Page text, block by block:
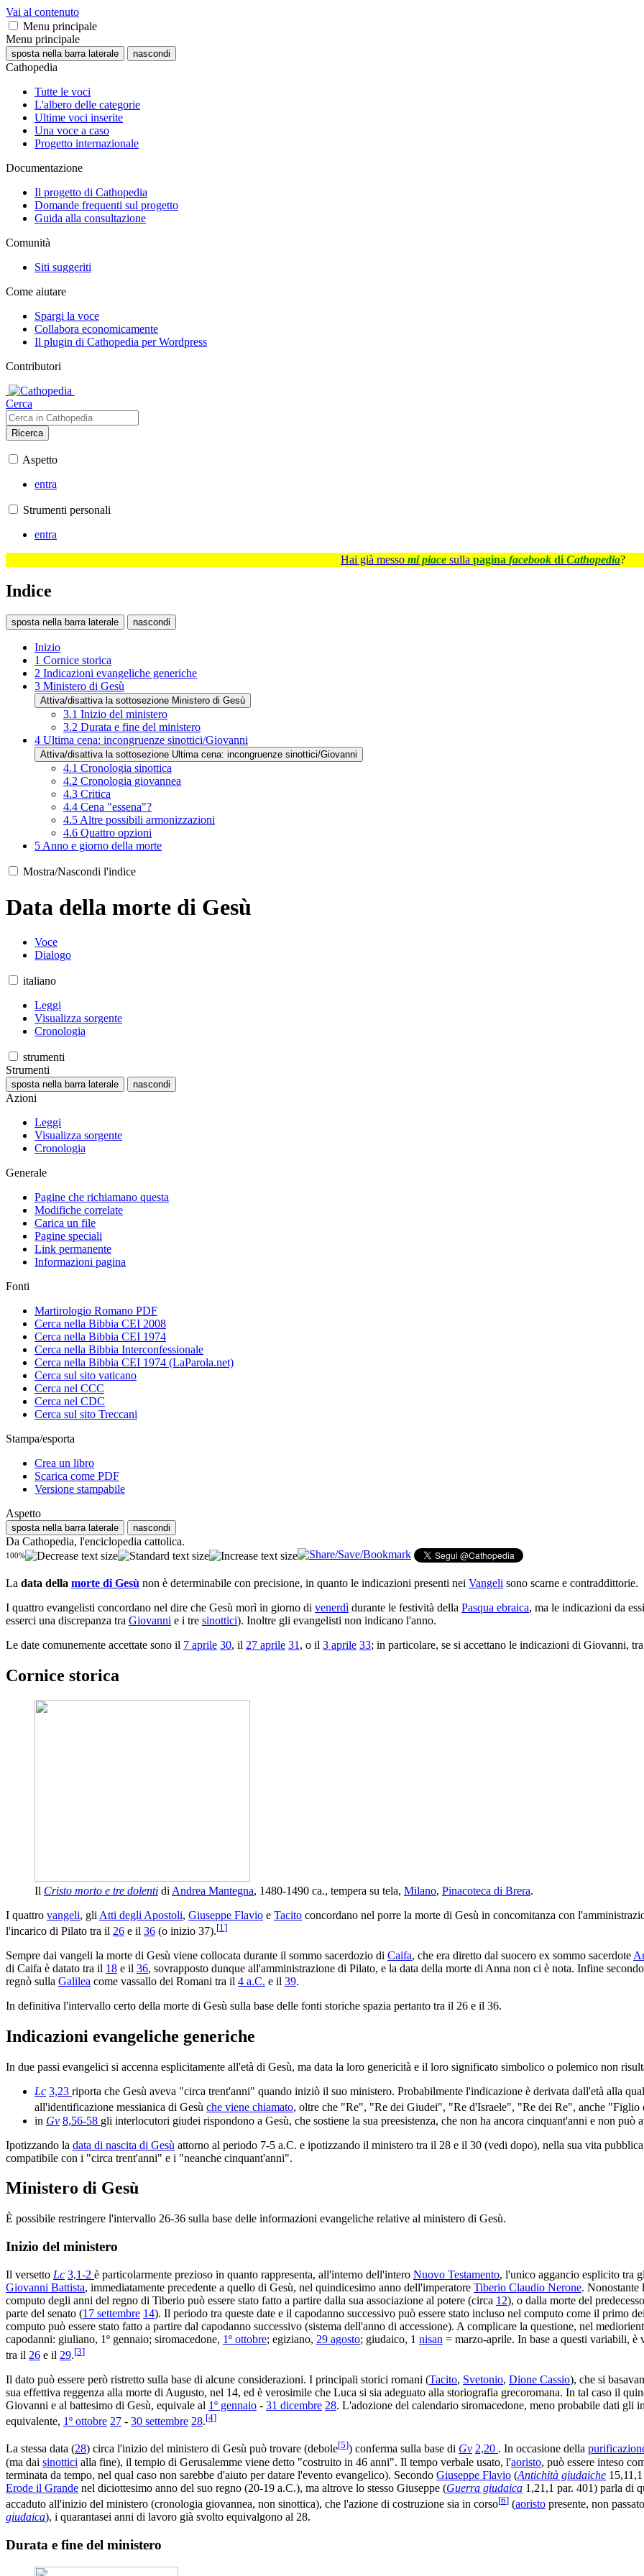
Vai al contenuto
Menu principale
Menu principale
sposta nella barra laterale nascondi
Cathopedia
Tutte le voci
L'albero delle categorie
Ultime voci inserite
Una voce a caso
Progetto internazionale
Documentazione
Il progetto di Cathopedia
Domande frequenti sul progetto
Guida alla consultazione
Comunità
Siti suggeriti
Come aiutare
Spargi la voce
Collabora economicamente
Il plugin di Cathopedia per Wordpress
Contributori
Cerca
Ricerca
Aspetto
entra
Strumenti personali
entra
Hai già messo mi piace sulla pagina facebook di Cathopedia?
Indice
sposta nella barra laterale nascondi
Inizio
1 Cornice storica
2 Indicazioni evangeliche generiche
3 Ministero di Gesù
Attiva/disattiva la sottosezione Ministero di Gesù
3.1 Inizio del ministero
3.2 Durata e fine del ministero
4 Ultima cena: incongruenze sinottici/Giovanni
Attiva/disattiva la sottosezione Ultima cena: incongruenze sinottici/Giovanni
4.1 Cronologia sinottica
4.2 Cronologia giovannea
4.3 Critica
4.4 Cena "essena"?
4.5Altre possibili armonizzazioni
4.6 Quattro opzioni
5Anno e giorno della morte
Mostra/Nascondi l'indice
Data della morte di Gesù
Voce
Dialogo
italiano
Leggi
Visualizza sorgente
Cronologia
strumenti
Strumenti
sposta nella barra laterale nascondi
Azioni
Leggi
Visualizza sorgente
Cronologia
Generale
Pagine che richiamano questa
Modifiche correlate
Carica un file
Pagine speciali
Link permanente
Informazioni pagina
Fonti
Martirologio Romano PDF
Cerca nella Bibbia CEI 2008
Cerca nella Bibbia CEI 1974
Cerca nella Bibbia Interconfessionale
Cerca nella Bibbia CEI 1974 (LaParola.net)
Cerca sul sito vaticano
Cerca nel CCC
Cerca nel CDC
Cerca sul sito Treccani
Stampa/esporta
Crea un libro
Scarica come PDF
Versione stampabile
Aspetto
sposta nella barra laterale nascondi
Da Cathopedia, l'enciclopedia cattolica.
100%
La data della morte di Gesù non è determinabile con precisione, in quanto le indicazioni presenti nei Vangeli sono scarne e contraddittorie.
I quattro evangelisti concordano nel dire che Gesù morì in giorno di venerdì durante le festività della Pasqua ebraica, ma le indicazioni da
esserci una discrepanza tra Giovanni e i tre sinottici). Inoltre gli evangelisti non indicano l'anno.
Le date comunemente accettate sono il 7 aprile 30, il 27 aprile 31 , o il 3 aprile 33; in particolare, se si accettano le indicazioni di Giovanni,
Cornice storica
Il Cristo morto e tre dolenti di Andrea Mantegna, 1480-1490 ca., tempera su tela, Milano, Pinacoteca di Brera.
I quattro vangeli, gli Atti degli Apostoli, Giuseppe Flavio e Tacito concordano nel porre la morte di Gesù in concomitanza con
l'incarico di Pilato tra il 26 e il 36 (o inizio 37).[1]
Sempre dai vangeli la morte di Gesù viene collocata durante il sommo sacerdozio di Caifa, che era diretto dal suocero ex sommo sacerdote
di Caifa è datato tra il 18 e il 36, sovrapposto dunque all'amministrazione di Pilato, e la data della morte di Anna non ci è nota. Infine
regnò sulla Galilea come vassallo dei Romani tra il 4 a.C. e il 39.
In definitiva l'intervallo certo della morte di Gesù sulla base delle fonti storiche spazia pertanto tra il 26 e il 36.
Indicazioni evangeliche generiche
In due passi evangelici si accenna esplicitamente all'età di Gesù, ma data la loro genericità e il loro significato simbolico o polemico non
Lc 3,23 riporta che Gesù aveva "circa trent'anni" quando iniziò il suo ministero. Probabilmente l'indicazione è derivata dall'età alla
all'identificazione messianica di Gesù che viene chiamato, oltre che "Re", "Re dei Giudei", "Re d'Israele", "Re dei Re", anche "Figlio
in Gv 8,56-58 gli interlocutori giudei rispondono a Gesù, che sostiene la sua preesistenza, che non ha ancora cinquant'anni e non può
Ipotizzando la data di nascita di Gesù attorno al periodo 7-5 a.C. e ipotizzando il ministero tra il 28 e il 30 (vedi dopo), nella sua vita
compatibile con i "circa trent'anni" e i "neanche cinquant'anni".
Ministero di Gesù
È possibile restringere l'intervallo 26-36 sulla base delle informazioni evangeliche relative al ministero di Gesù.
Inizio del ministero
Il versetto Lc 3,1-2 è particolarmente prezioso in quanto rappresenta, all'interno dell'intero Nuovo Testamento, l'unico aggancio esplicito tra
Giovanni Battista, immediatamente precedente a quello di Gesù, nel quindicesimo anno dell'imperatore Tiberio Claudio Nerone. Nonostante
computo degli anni del regno di Tiberio può essere stato fatto a partire dalla sua associazione al potere (circa 12), o dalla morte del
parte del senato (17 settembre 14). Il periodo tra queste date e il capodanno successivo può essere stato incluso nel computo come il primo
computo può essere stato fatto a partire dal capodanno successivo (sistema dell'anno di accessione). A complicare la questione, nel
capodanni: giuliano, 1º gennaio; siromacedone, 1º ottobre; egiziano, 29 agosto; giudaico, 1 nisan = marzo-aprile. In base a questi variabili,
tra il 26 e il 29.[3]
Il dato può essere però ristretto sulla base di alcune considerazioni. I principali storici romani (Tacito, Svetonio, Dione Cassio), che si
sua effettiva reggenza alla morte di Augusto, nel 14, ed è verosimile che Luca si sia adeguato alla storiografia grecoromana. In tal caso il
Giovanni e al battesimo di Gesù, equivale al 1º gennaio - 31 dicembre 28. L'adozione del calendario siromacedone, meno probabile dati gli
equivalente, 1º ottobre 27 - 30 settembre 28.[4]
La stessa data (28) circa l'inizio del ministero di Gesù può trovare (debole[5]) conferma sulla base di Gv 2,20 . In occasione della
(ma dai sinottici alla fine), il tempio di Gerusalemme viene detto "costruito in 46 anni". Il tempo verbale usato, l'aoristo, può essere inteso
terminata da tempo, nel qual caso non sarebbe d'aiuto per datare l'evento evangelico). Secondo Giuseppe Flavio (Antichità giudaiche
Erode il Grande nel diciottesimo anno del suo regno (20-19 a.C.), ma altrove lo stesso Giuseppe (Guerra giudaica 1,21,1 par. 401) parla di
accaduto all'inizio del ministero (cronologia giovannea, non sinottica), che l'azione di costruzione sia in corso[6] (aoristo presente, non
giudaica), i quarantasei anni di lavoro già svolto equivalgono al 28.
Durata e fine del ministero